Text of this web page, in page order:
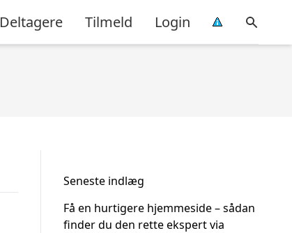
Deltagere Tilmeld Login
Seneste indlæg
Få en hurtigere hjemmeside – sådan
finder du den rette ekspert via